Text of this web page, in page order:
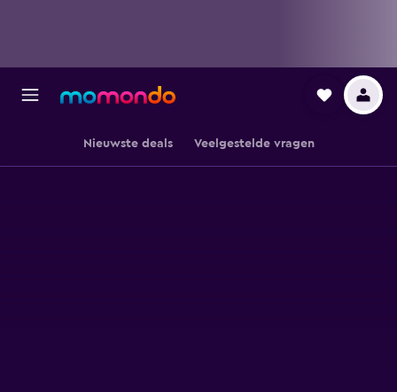
Nieuwste deals Veelgestelde vragen